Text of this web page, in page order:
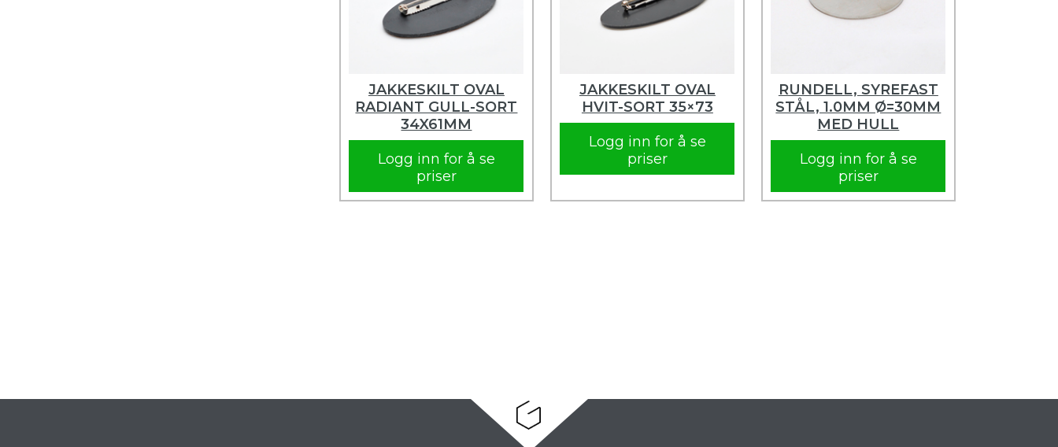
JAKKESKILT OVAL
RADIANT GULL-SORT
34X61MM
Logg inn for å se
priser
JAKKESKILT OVAL
HVIT-SORT 35×73
Logg inn for å se
priser
RUNDELL, SYREFAST
STÅL, 1.0MM Ø=30MM
MED HULL
Logg inn for å se
priser